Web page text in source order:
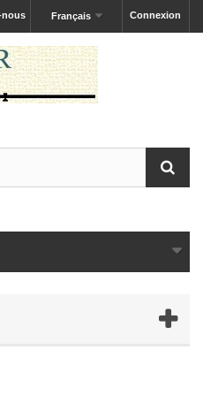
Connexion
Français
nous